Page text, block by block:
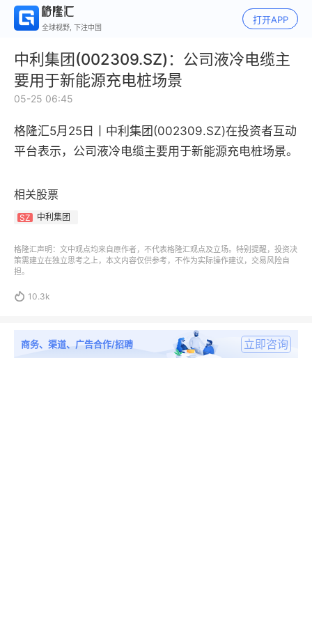
全球视野, 下注中国
打开APP
中利集团(002309.SZ)：公司液冷电缆主
要用于新能源充电桩场景
05-25 06:45
格隆汇5月25日丨中利集团(002309.SZ)在投资者互动
平台表示，公司液冷电缆主要用于新能源充电桩场景。
相关股票
SZ 中利集团
格隆汇声明：文中观点均来自原作者，不代表格隆汇观点及立场。特别提醒，投资决
策需建立在独立思考之上，本文内容仅供参考，不作为实际操作建议，交易风险自
担。
 10.3k
商务、渠道、广告合作/招聘 立即咨询